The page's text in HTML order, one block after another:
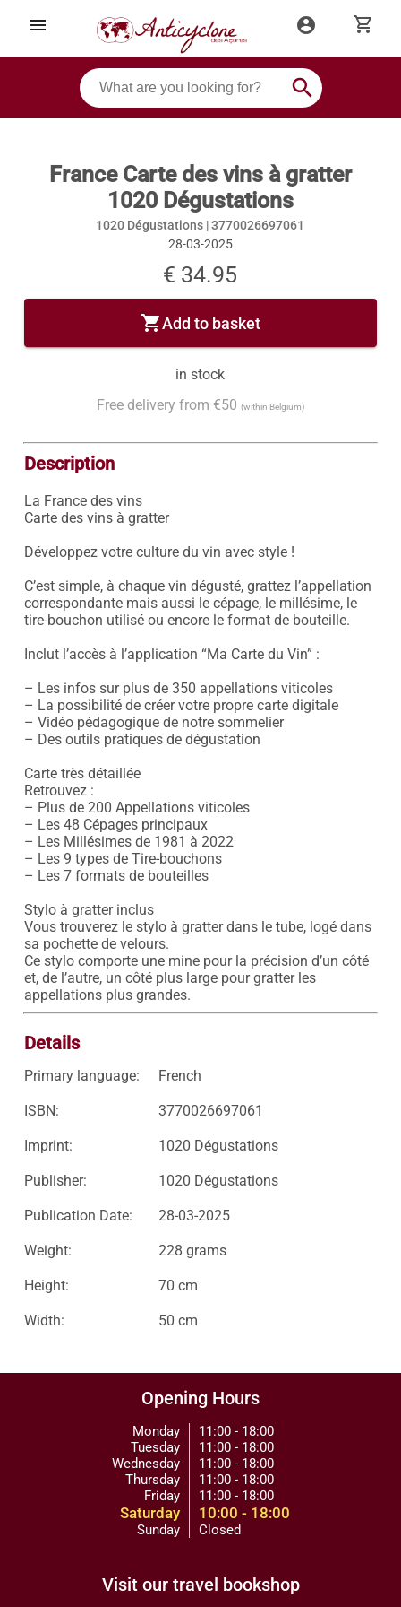
menu account_circle shopping_cart
search
France Carte des vins à gratter
1020 Dégustations
1020 Dégustations |3770026697061
28-03-2025
€ 34.95
shopping_cartAdd to basket
in stock
Free delivery from €50 (within Belgium)
Description
La France des vins
Carte des vins à gratter
Développez votre culture du vin avec style !
C’est simple, à chaque vin dégusté, grattez l’appellation
correspondante mais aussi le cépage, le millésime, le
tire-bouchon utilisé ou encore le format de bouteille.
Inclut l’accès à l’application “Ma Carte du Vin” :
– Les infos sur plus de 350 appellations viticoles
– La possibilité de créer votre propre carte digitale
– Vidéo pédagogique de notre sommelier
– Des outils pratiques de dégustation
Carte très détaillée
Retrouvez :
– Plus de 200 Appellations viticoles
– Les 48 Cépages principaux
– Les Millésimes de 1981 à 2022
– Les 9 types de Tire-bouchons
– Les 7 formats de bouteilles
Stylo à gratter inclus
Vous trouverez le stylo à gratter dans le tube, logé dans
sa pochette de velours.
Ce stylo comporte une mine pour la précision d’un côté
et, de l’autre, un côté plus large pour gratter les
appellations plus grandes.
Details
Primary language: French
ISBN: 3770026697061
Imprint: 1020 Dégustations
Publisher: 1020 Dégustations
Publication Date: 28-03-2025
Weight: 228 grams
Height: 70 cm
Width: 50 cm
Opening Hours
Monday
Tuesday
Wednesday
Thursday
Friday
Saturday
Sunday
11:00 - 18:00
11:00 - 18:00
11:00 - 18:00
11:00 - 18:00
11:00 - 18:00
10:00 - 18:00
Closed
Visit our travel bookshop